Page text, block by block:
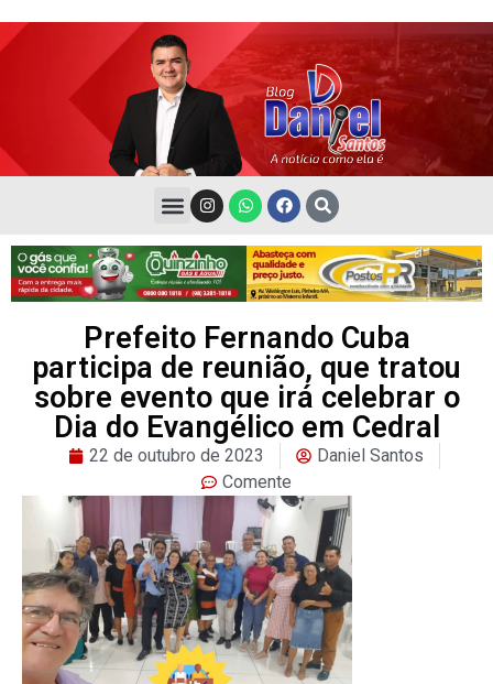
Prefeito Fernando Cuba
participa de reunião, que tratou
sobre evento que irá celebrar o
Dia do Evangélico em Cedral
22 de outubro de 2023
Daniel Santos
Comente